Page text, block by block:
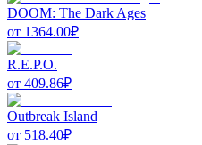
DOOM: The Dark Ages
от 1364.00₽
R.E.P.O.
от 409.86₽
Outbreak Island
от 518.40₽